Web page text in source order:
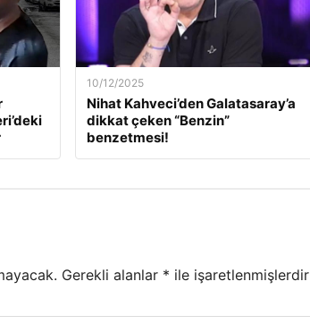
10/12/2025
Nihat Kahveci’den Galatasaray’a
dikkat çeken “Benzin”
benzetmesi!
Gerekli alanlar * ile işaretlenmişlerdir